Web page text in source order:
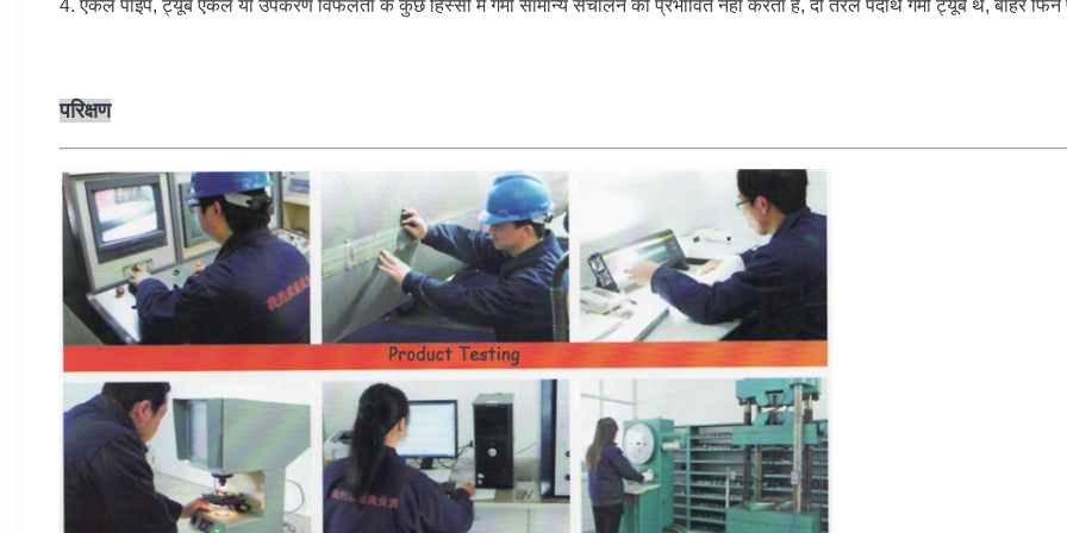
4. एकल पाइप, ट्यूब एकल या उपकरण विफलता के कुछ हिस्सों में गर्मी सामान्य संचालन को प्रभावित नहीं करता है, दो तरल पदार्थ गर्मी ट्यूब थे, बाहर
परिक्षण